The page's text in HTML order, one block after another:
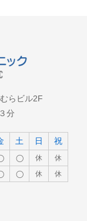
らビル2F
分
土 日 祝
◯ 休
休
◯ 休 休